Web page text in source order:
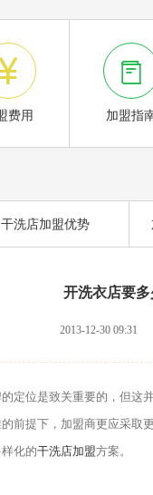

费用

加盟指
干洗店加盟优势
开洗衣店要多
2013-12-30 09:31
位是致关重要的，但这
前提下，加盟商更应采
化的干洗店加盟方案。